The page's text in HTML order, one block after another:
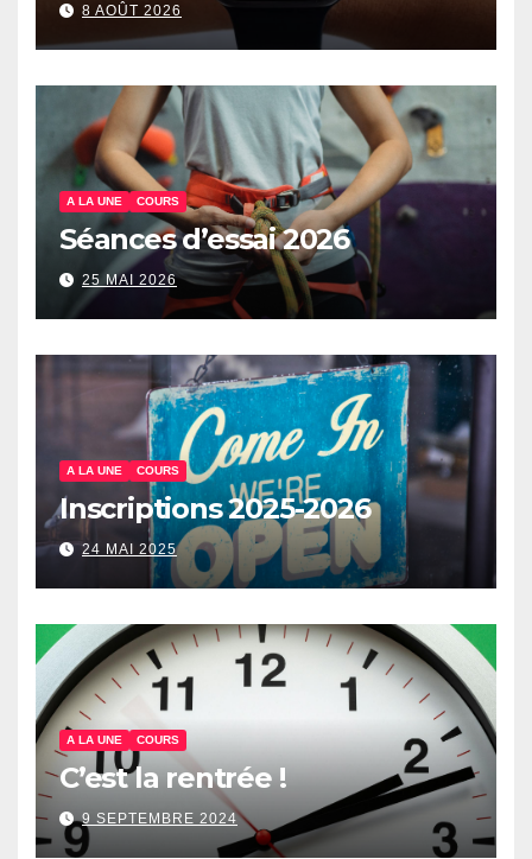
8 AOÛT 2026
A LA UNE COURS
Séances d’essai 2026
25 MAI 2026
A LA UNE COURS
Inscriptions 2025-2026
24 MAI 2025
A LA UNE COURS
C’est la rentrée !
9 SEPTEMBRE 2024